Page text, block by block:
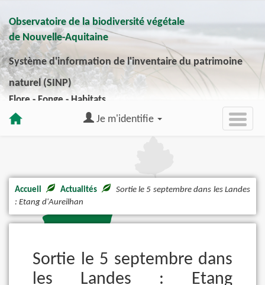
Observatoire de la biodiversité végétale
de Nouvelle-Aquitaine
Système d'information de l'inventaire du patrimoine
naturel (SINP)
Flore - Fonge - Habitats
Je m'identifie
Accueil Actualités
Sortie le 5 septembre dans les Landes
: Etang d'Aureilhan
Sortie le 5 septembre dans
les Landes : Etang